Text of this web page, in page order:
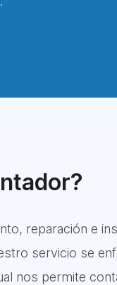
reparación e
servicio se
nos permite